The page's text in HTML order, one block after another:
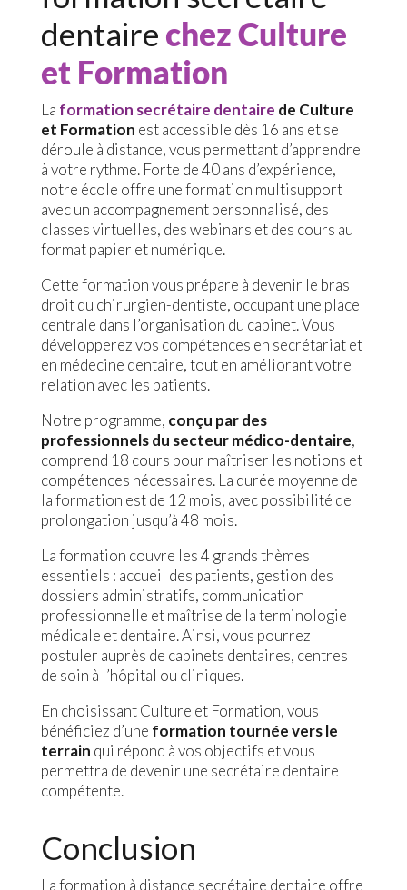
dentaire chez Culture
et Formation
La formation secrétaire dentaire de Culture
et Formation est accessible dès 16 ans et se
déroule à distance, vous permettant d’apprendre
à votre rythme. Forte de 40 ans d’expérience,
notre école offre une formation multisupport
avec un accompagnement personnalisé, des
classes virtuelles, des webinars et des cours au
format papier et numérique.
Cette formation vous prépare à devenir le bras
droit du chirurgien-dentiste, occupant une place
centrale dans l’organisation du cabinet. Vous
développerez vos compétences en secrétariat et
en médecine dentaire, tout en améliorant votre
relation avec les patients.
Notre programme, conçu par des
professionnels du secteur médico-dentaire,
comprend 18 cours pour maîtriser les notions et
compétences nécessaires. La durée moyenne de
la formation est de 12 mois, avec possibilité de
prolongation jusqu’à 48 mois.
La formation couvre les 4 grands thèmes
essentiels : accueil des patients, gestion des
dossiers administratifs, communication
professionnelle et maîtrise de la terminologie
médicale et dentaire. Ainsi, vous pourrez
postuler auprès de cabinets dentaires, centres
de soin à l’hôpital ou cliniques.
En choisissant Culture et Formation, vous
bénéficiez d’une formation tournée vers le
terrain qui répond à vos objectifs et vous
permettra de devenir une secrétaire dentaire
compétente.
Conclusion
La formation à distance secrétaire dentaire offre